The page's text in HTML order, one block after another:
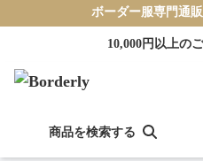
ボーダー服専門通
10,000円以上の
商品を検索する